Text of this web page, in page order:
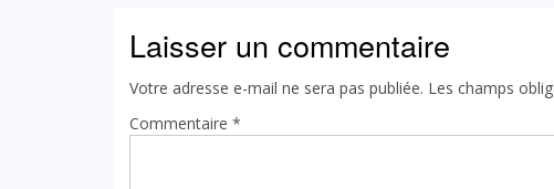
Laisser un commentaire
Votre adresse e-mail ne sera pas publiée. Les champs
Commentaire *